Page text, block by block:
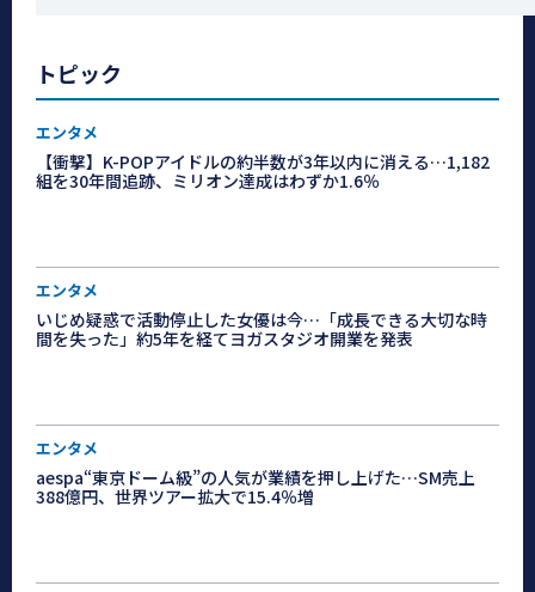
トピック
エンタメ
【衝撃】K-POPアイドルの約半数が3年以内に消える…1,182
組を30年間追跡、ミリオン達成はわずか1.6％
エンタメ
いじめ疑惑で活動停止した女優は今…「成長できる大切な時
間を失った」約5年を経てヨガスタジオ開業を発表
エンタメ
aespa“東京ドーム級”の人気が業績を押し上げた…SM売上
388億円、世界ツアー拡大で15.4％増